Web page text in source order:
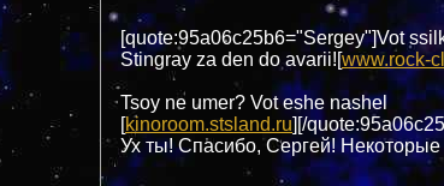
[quote:95a06c25b6="Sergey"]Vot
Stingray za den do avarii![www.rock-
Tsoy ne umer? Vot eshe nashel
[kinoroom.stsland.ru][/
Ух ты! Спасибо, Сергей!